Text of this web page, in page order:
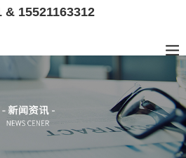
& 15521163312